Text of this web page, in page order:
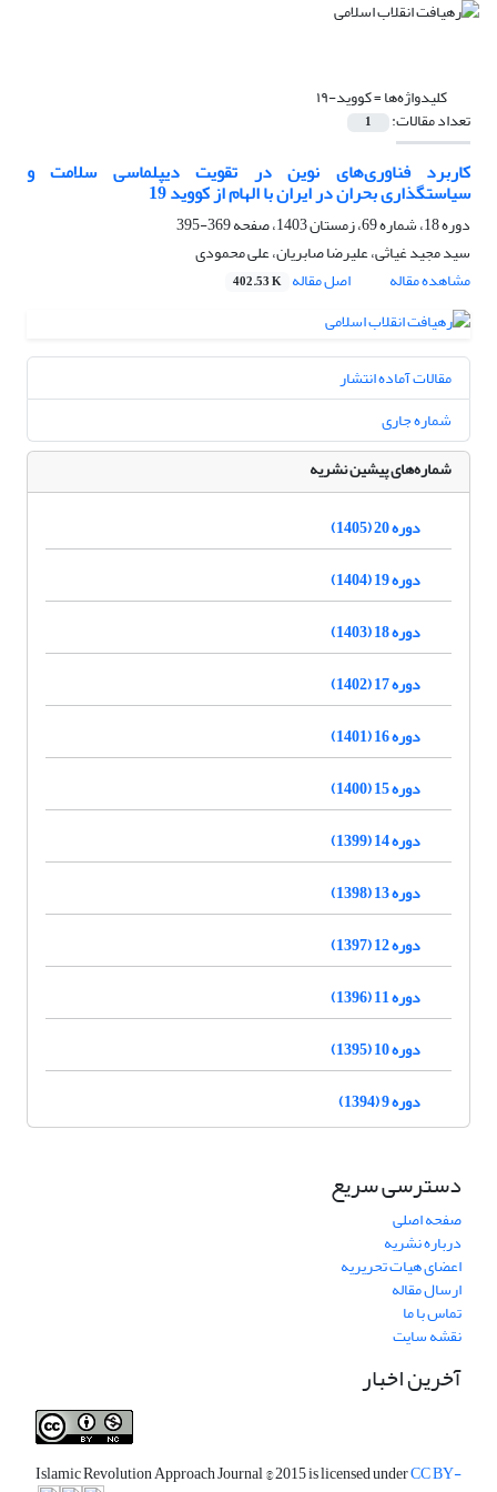
کلیدواژه‌ها =کووید-۱۹
تعداد مقالات: 1
کاربرد فناوری‌های نوین در تقویت دیپلماسی سلامت و
سیاستگذاری بحران در ایران با الهام از کووید 19
دوره 18، شماره 69، زمستان 1403، صفحه
369-395
سید مجید غیاثی، علیرضا صابریان، علی محمودی
مشاهده مقاله
اصل مقاله 402.53 K
مقالات آماده انتشار
شماره جاری
شماره‌های پیشین نشریه
دوره 20 (1405)
دوره 19 (1404)
دوره 18 (1403)
دوره 17 (1402)
دوره 16 (1401)
دوره 15 (1400)
دوره 14 (1399)
دوره 13 (1398)
دوره 12 (1397)
دوره 11 (1396)
دوره 10 (1395)
دوره 9 (1394)
دسترسی سریع
صفحه اصلی
درباره نشریه
اعضای هیات تحریریه
ارسال مقاله
تماس با ما
نقشه سایت
آخرین اخبار
Islamic Revolution Approach Journal© 2015 is licensed underCC BY-